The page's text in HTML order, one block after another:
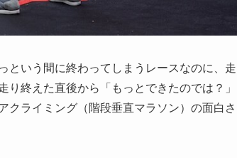
という間に終わってしまうレースなのに、走
終えた直後から「もっとできたのでは？」
クライミング（階段垂直マラソン）の面白さ